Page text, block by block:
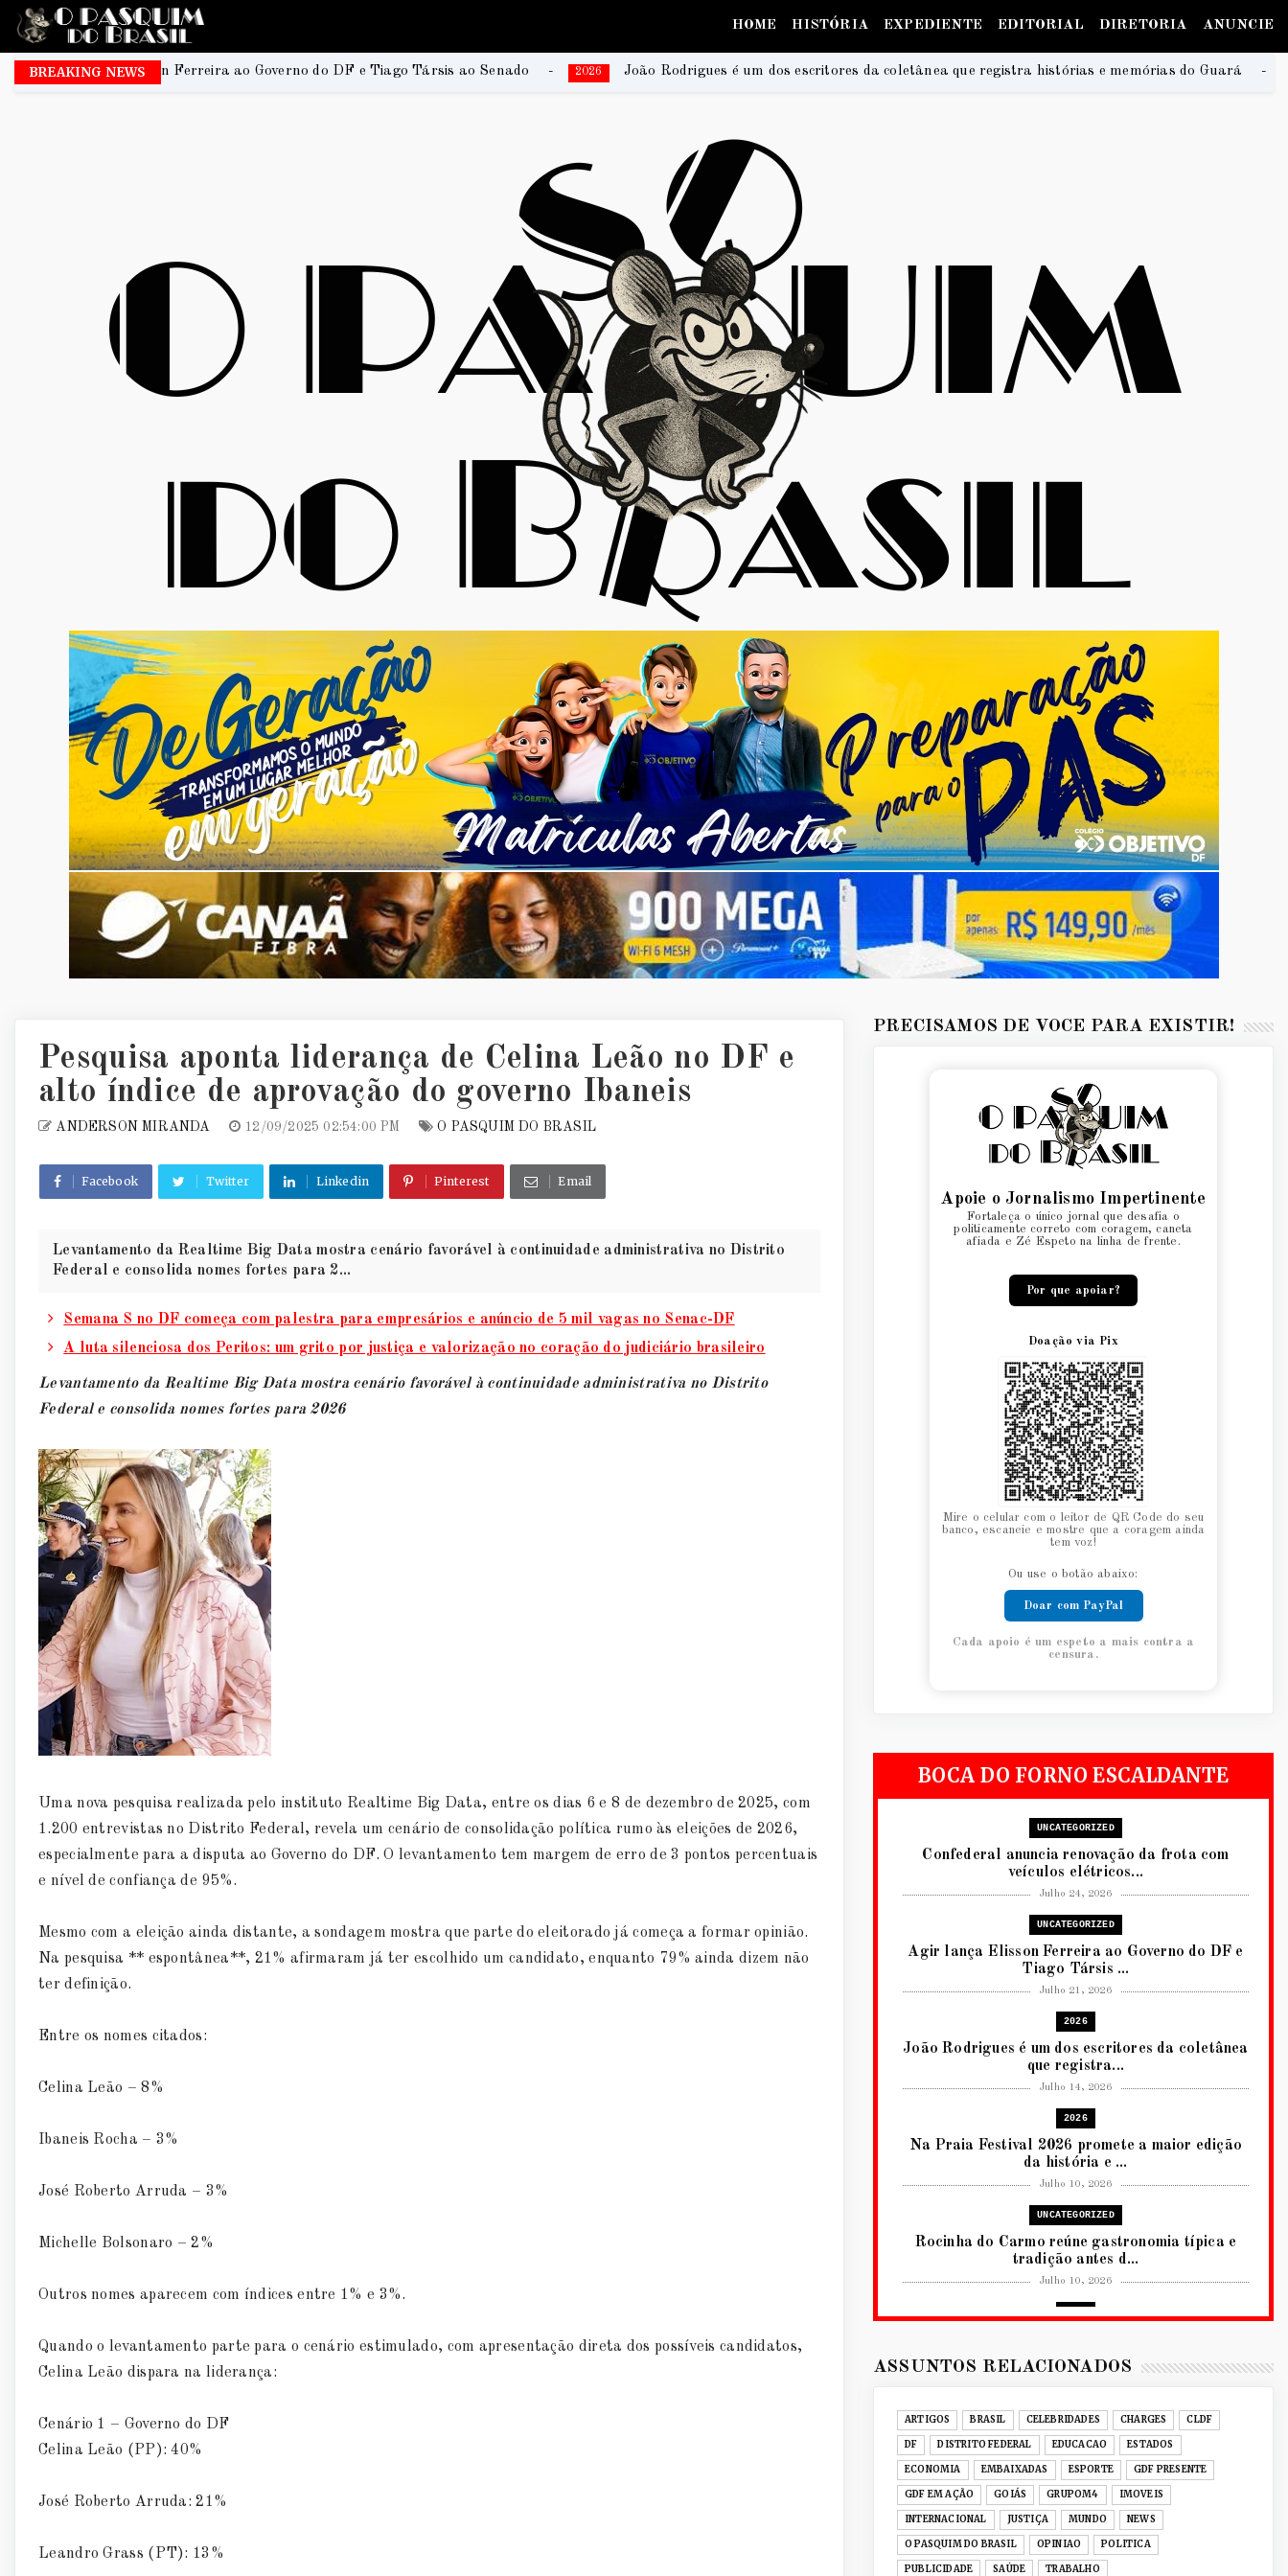
HOME HISTÓRIA EXPEDIENTE EDITORIAL DIRETORIA ANUNCIE
BREAKING NEWS
Ferreira ao Governo do DF e Tiago Társis ao Senado 2026 João Rodrigues é um dos escritores da coletânea que registra histórias e memórias do Guará 2026 Na Praia
Pesquisa aponta liderança de Celina Leão no DF e
alto índice de aprovação do governo Ibaneis
ANDERSON MIRANDA 12/09/2025 02:54:00 PM O PASQUIM DO BRASIL
Facebook Twitter Linkedin Pinterest Email
Levantamento da Realtime Big Data mostra cenário favorável à continuidade administrativa no Distrito
Federal e consolida nomes fortes para 2...
Semana S no DF começa com palestra para empresários e anúncio de 5 mil vagas no Senac-DF
A luta silenciosa dos Peritos: um grito por justiça e valorização no coração do judiciário brasileiro
Levantamento da Realtime Big Data mostra cenário favorável à continuidade administrativa no Distrito
Federal e consolida nomes fortes para 2026
Uma nova pesquisa realizada pelo instituto Realtime Big Data, entre os dias 6 e 8 de dezembro de 2025, com
1.200 entrevistas no Distrito Federal, revela um cenário de consolidação política rumo às eleições de 2026,
especialmente para a disputa ao Governo do DF. O levantamento tem margem de erro de 3 pontos percentuais
e nível de confiança de 95%.
Mesmo com a eleição ainda distante, a sondagem mostra que parte do eleitorado já começa a formar opinião.
Na pesquisa ** espontânea**, 21% afirmaram já ter escolhido um candidato, enquanto 79% ainda dizem não
ter definição.
Entre os nomes citados:
Celina Leão – 8%
Ibaneis Rocha – 3%
José Roberto Arruda – 3%
Michelle Bolsonaro – 2%
Outros nomes aparecem com índices entre 1% e 3%.
Quando o levantamento parte para o cenário estimulado, com apresentação direta dos possíveis candidatos,
Celina Leão dispara na liderança:
Cenário 1 – Governo do DF
Celina Leão (PP): 40%
José Roberto Arruda: 21%
Leandro Grass (PT): 13%
PRECISAMOS DE VOCÊ PARA EXISTIR!
Apoie o Jornalismo Impertinente
Fortaleça o único jornal que desafia o
politicamente correto com coragem, caneta
afiada e Zé Espeto na linha de frente.
Por que apoiar?
Doação via Pix
Mire o celular com o leitor de QR Code do seu
banco, escaneie e mostre que a coragem ainda
tem voz!
Ou use o botão abaixo:
Doar com PayPal
Cada apoio é um espeto a mais contra a
censura.
BOCA DO FORNO ESCALDANTE
UNCATEGORIZED
Confederal anuncia renovação da frota com
veículos elétricos...
Julho 24, 2026
UNCATEGORIZED
Agir lança Elisson Ferreira ao Governo do DF e
Tiago Társis ...
Julho 21, 2026
2026
João Rodrigues é um dos escritores da coletânea
que registra...
Julho 14, 2026
2026
Na Praia Festival 2026 promete a maior edição
da história e ...
Julho 10, 2026
UNCATEGORIZED
Rocinha do Carmo reúne gastronomia típica e
tradição antes d...
Julho 10, 2026
BRASÍLIA COM CULTURA, DIPLOM...
UNCATEGORIZED
Senac-DF leva oficinas gastronômicas à 33ª
Expochê com recei...
Junho 15, 2026
ACERVO DIGITAL
Acervo histórico de O Pasquim ganha novas
edições digitais e...
Junho 14, 2026
ASSUNTOS RELACIONADOS
ARTIGOS BRASIL CELEBRIDADES CHARGES CLDF
DF DISTRITO FEDERAL EDUCACAO ESTADOS
ECONOMIA EMBAIXADAS ESPORTE GDF PRESENTE
GDF EM AÇÃO GOIÁS GRUPOM4 IMOVEIS
INTERNACIONAL JUSTIÇA MUNDO NEWS
O PASQUIM DO BRASIL OPINIAO POLITICA
PUBLICIDADE SAÚDE TRABALHO